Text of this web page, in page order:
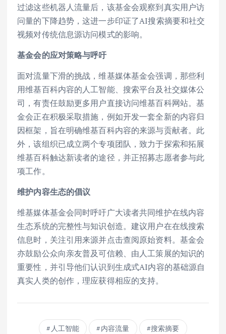
过滤这些机器人流量后，该基金会观察到真实用户访
问量的下降趋势，这进一步印证了AI搜索摘要和社交
视频对传统信息源访问模式的影响。
基金会的应对策略与呼吁
面对流量下滑的挑战，维基媒体基金会强调，那些利
用维基百科内容的人工智能、搜索平台及社交媒体公
司，有责任鼓励更多用户直接访问维基百科网站。基
金会正在积极采取措施，例如开发一套全新的内容归
因框架，旨在明确维基百科内容的来源与贡献者。此
外，该组织已成立两个专项团队，致力于探索和拓展
维基百科触达新读者的途径，并正招募志愿者参与此
项工作。
维护内容生态的倡议
维基媒体基金会同时呼吁广大读者共同维护在线内容
生态系统的完整性与知识创造。建议用户在在线搜索
信息时，关注引用来源并点击查阅原始资料。基金会
亦鼓励公众向亲友普及可信赖、由人工策展的知识的
重要性，并引导他们认识到生成式AI内容的基础源自
真实人类的创作，理应获得相应的支持。
人工智能 内容流量 搜索摘要